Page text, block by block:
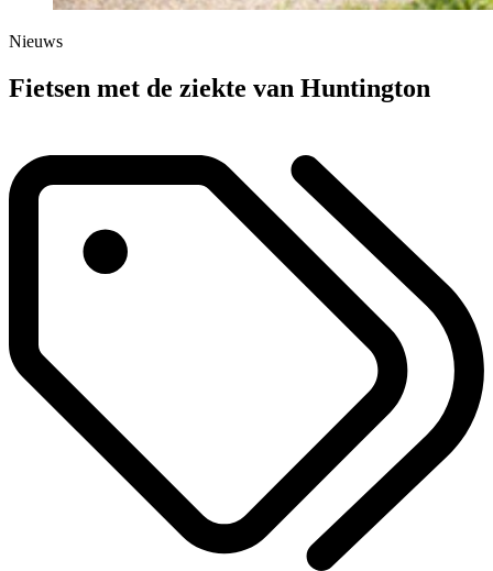
Nieuws
Fietsen met de ziekte van Huntington